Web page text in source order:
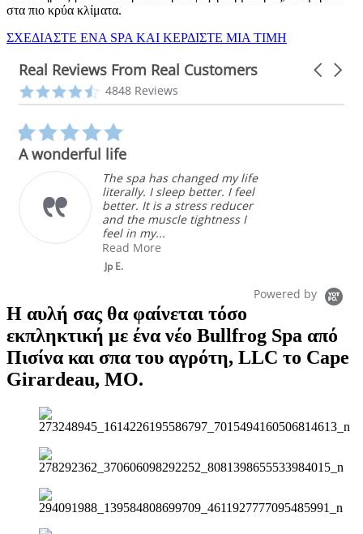
στα πιο κρύα κλίματα.
ΣΧΕΔΙΑΣΤΕ ΕΝΑ SPA ΚΑΙ ΚΕΡΔΙΣΤΕ ΜΙΑ ΤΙΜΗ
Real Reviews From Real Customers
Reviews
carousel
Carousel
4.3
star
4848 Reviews
rating
A wonderful life
The spa has changed my life
literally. I sleep better. I feel
better. It is a stress reducer
and the muscle tightness I
feel in my...
Read More
Jp E.
Powered by
Η αυλή σας θα φαίνεται τόσο
εκπληκτική με ένα νέο Bullfrog Spa από
Πισίνα και σπα του αγρότη, LLC το Cape
Girardeau, MO.